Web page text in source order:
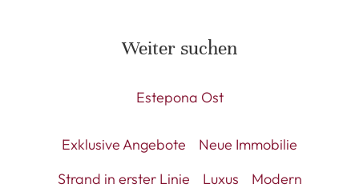
Weiter suchen
Estepona Ost
Exklusive Angebote
Neue Immobilie
Strand in erster Linie
Luxus
Modern